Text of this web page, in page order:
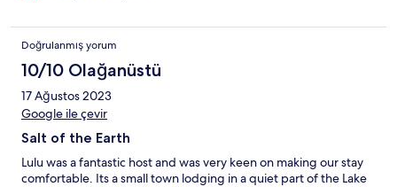
Doğrulanmış yorum
10/10 Olağanüstü
17 Ağustos 2023
Google ile çevir
Salt of the Earth
Lulu was a fantastic host and was very keen on making our stay
comfortable. Its a small town lodging in a quiet part of the Lake